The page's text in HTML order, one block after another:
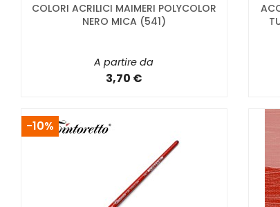
COLORI ACRILICI MAIMERI POLYCOLOR
NERO MICA (541)
A partire da
3,70 €
-10%